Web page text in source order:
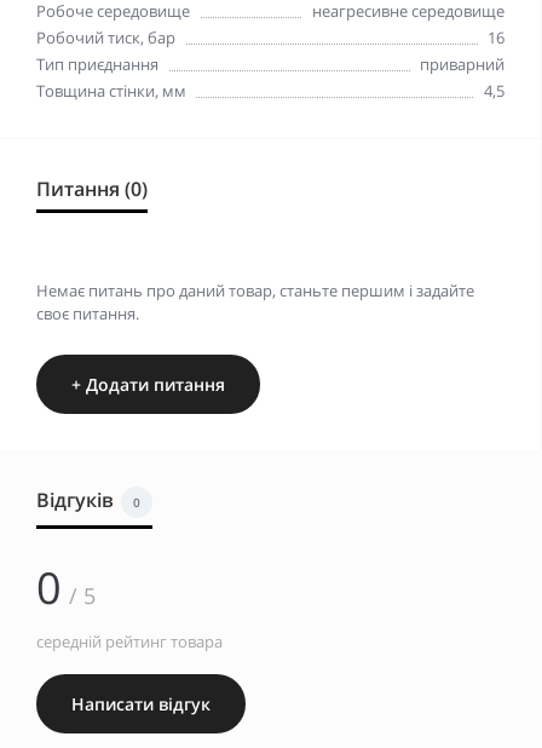
Робоче середовище
неагресивне середовище
Робочий тиск, бар
16
Тип приєднання
приварний
Товщина стінки, мм
4,5
Питання (0)
Немає питань про даний товар, станьте першим і задайте
своє питання.
+ Додати питання
Відгуків 0
0 / 5
середній рейтинг товара
Написати відгук